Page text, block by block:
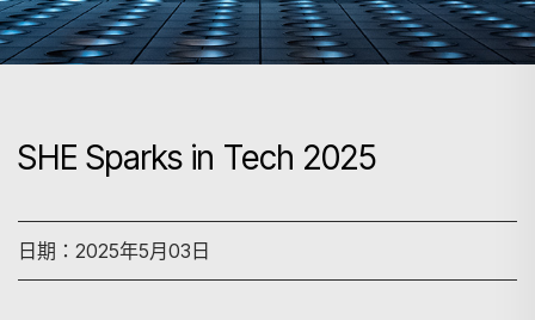
SHE Sparks in Tech 2025
日期：2025年5月03日